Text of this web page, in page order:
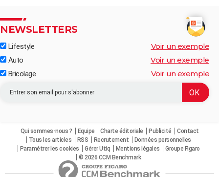
NEWSLETTERS
Lifestyle Voir un exemple
Auto Voir un exemple
Bricolage Voir un exemple
Qui sommes-nous ? Equipe Charte éditoriale Publicité
Contact
Tous les articles
RSS Recrutement
Données personnelles
Paramétrer les cookies
Gérer Utiq Mentions légales
Groupe Figaro
© 2026 CCM Benchmark